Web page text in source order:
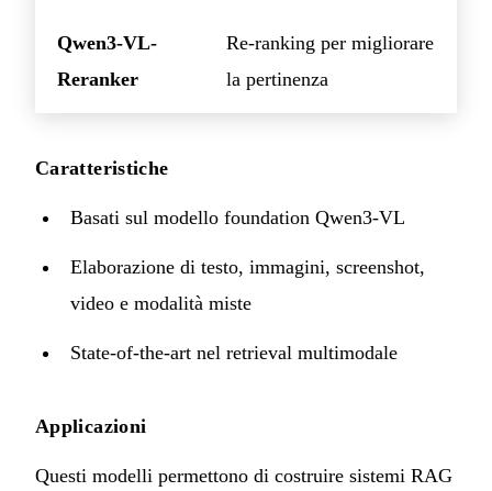
Qwen3-VL-
Reranker
Re-ranking per migliorare
la pertinenza
Caratteristiche
Basati sul modello foundation Qwen3-VL
Elaborazione di testo, immagini, screenshot,
video e modalità miste
State-of-the-art nel retrieval multimodale
Applicazioni
Questi modelli permettono di costruire sistemi RAG